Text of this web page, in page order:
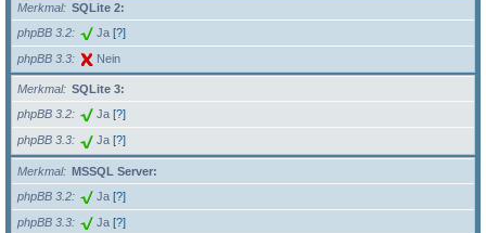
Merkmal
SQLite 2:
phpBB 3.2
Ja [?]
phpBB 3.3 Nein
Merkmal
SQLite 3:
phpBB 3.2
Ja [?]
phpBB 3.3 Ja [?]
Merkmal
MSSQL Server:
phpBB 3.2
Ja [?]
phpBB 3.3 Ja [?]